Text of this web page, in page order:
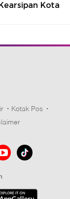
Kota
Kotak Pos